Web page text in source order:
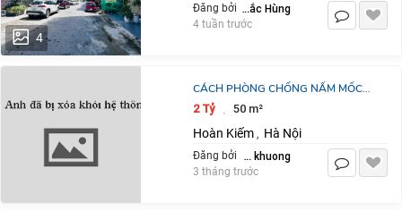
4
Đăng bởi Lê Đắc Hùng
4 tuần trước
CÁCH PHÒNG CHỐNG NẤM MỐC
TRÊN MÁI NGÓI NHỰA
2 Tỷ · 50 m²
Hoàn Kiếm , Hà Nội
Đăng bởi nguyen van khuong
3 tháng trước